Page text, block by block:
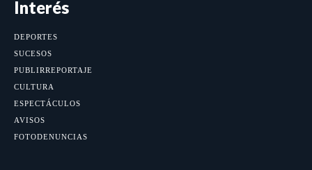
Interés
DEPORTES
SUCESOS
PUBLIRREPORTAJE
CULTURA
ESPECTÁCULOS
AVISOS
FOTODENUNCIAS